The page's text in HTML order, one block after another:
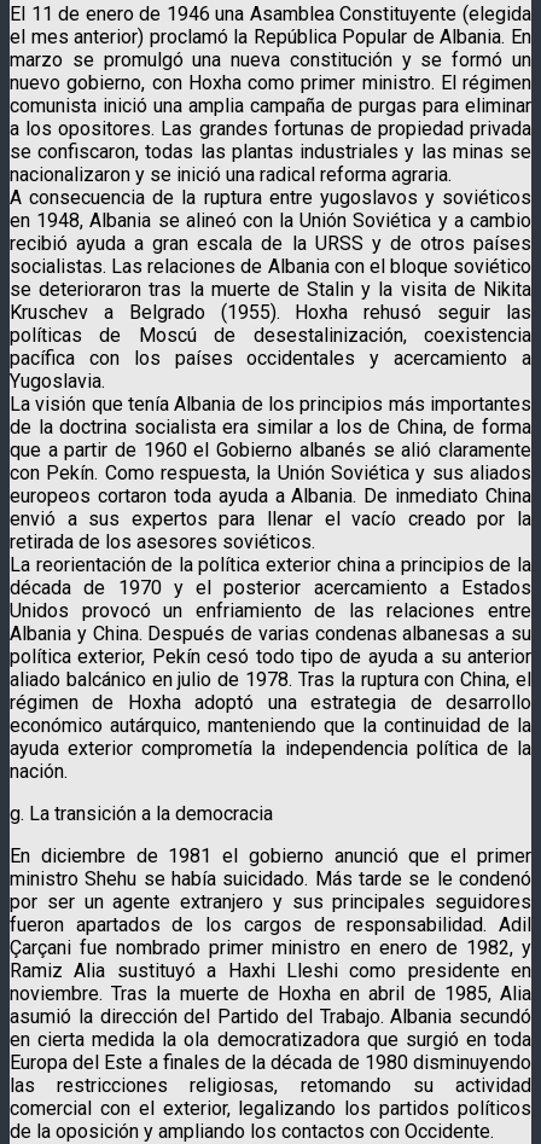
El 11 de enero de 1946 una Asamblea Constituyente (elegida
el mes anterior) proclamó la República Popular de Albania. En
marzo se promulgó una nueva constitución y se formó un
nuevo gobierno, con Hoxha como primer ministro. El régimen
comunista inició una amplia campaña de purgas para eliminar
a los opositores. Las grandes fortunas de propiedad privada
se confiscaron, todas las plantas industriales y las minas se
nacionalizaron y se inició una radical reforma agraria.
A consecuencia de la ruptura entre yugoslavos y soviéticos
en 1948, Albania se alineó con la Unión Soviética y a cambio
recibió ayuda a gran escala de la URSS y de otros países
socialistas. Las relaciones de Albania con el bloque soviético
se deterioraron tras la muerte de Stalin y la visita de Nikita
Kruschev a Belgrado (1955). Hoxha rehusó seguir las
políticas de Moscú de desestalinización, coexistencia
pacífica con los países occidentales y acercamiento a
Yugoslavia.
La visión que tenía Albania de los principios más importantes
de la doctrina socialista era similar a los de China, de forma
que a partir de 1960 el Gobierno albanés se alió claramente
con Pekín. Como respuesta, la Unión Soviética y sus aliados
europeos cortaron toda ayuda a Albania. De inmediato China
envió a sus expertos para llenar el vacío creado por la
retirada de los asesores soviéticos.
La reorientación de la política exterior china a principios de la
década de 1970 y el posterior acercamiento a Estados
Unidos provocó un enfriamiento de las relaciones entre
Albania y China. Después de varias condenas albanesas a su
política exterior, Pekín cesó todo tipo de ayuda a su anterior
aliado balcánico en julio de 1978. Tras la ruptura con China, el
régimen de Hoxha adoptó una estrategia de desarrollo
económico autárquico, manteniendo que la continuidad de la
ayuda exterior comprometía la independencia política de la
nación.
g. La transición a la democracia
En diciembre de 1981 el gobierno anunció que el primer
ministro Shehu se había suicidado. Más tarde se le condenó
por ser un agente extranjero y sus principales seguidores
fueron apartados de los cargos de responsabilidad. Adil
Çarçani fue nombrado primer ministro en enero de 1982, y
Ramiz Alia sustituyó a Haxhi Lleshi como presidente en
noviembre. Tras la muerte de Hoxha en abril de 1985, Alia
asumió la dirección del Partido del Trabajo. Albania secundó
en cierta medida la ola democratizadora que surgió en toda
Europa del Este a finales de la década de 1980 disminuyendo
las restricciones religiosas, retomando su actividad
comercial con el exterior, legalizando los partidos políticos
de la oposición y ampliando los contactos con Occidente.